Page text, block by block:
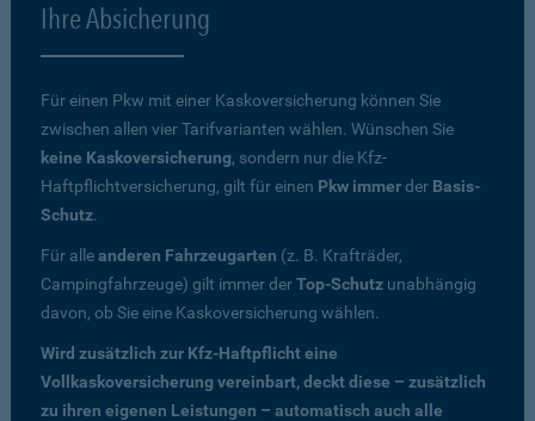
Ihre Absicherung
Für einen Pkw mit einer Kaskoversicherung können Sie
zwischen allen vier Tarifvarianten wählen. Wünschen Sie
keine Kaskoversicherung, sondern nur die Kfz-
Haftpflichtversicherung, gilt für einen Pkw immerder Basis-
Schutz.
Für alleanderen Fahrzeugarten (z. B. Krafträder,
Campingfahrzeuge) gilt immer derTop-Schutz unabhängig
davon, ob Sie eine Kaskoversicherung wählen.
Wird zusätzlich zur Kfz-Haftpflicht eine
Vollkaskoversicherung vereinbart, deckt diese – zusätzlich
zu ihren eigenen Leistungen – automatisch auch alle